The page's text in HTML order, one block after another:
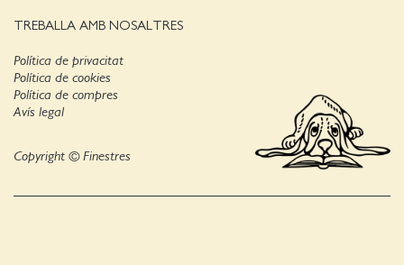
TREBALLA AMB NOSALTRES
Política de privacitat
Política de cookies
Avís legal
Política de compres
Copyright © Finestres